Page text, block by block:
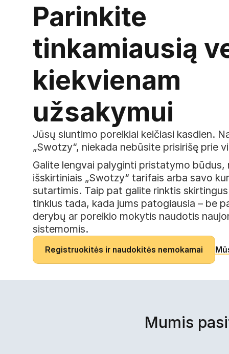
Parinkite
tinkamiausią
kiekvienam
užsakymui
Jūsų siuntimo poreikiai keičiasi kasdien.
„Swotzy“, niekada nebūsite prisirišę prie
Galite lengvai palyginti pristatymo būdus,
išskirtiniais „Swotzy“ tarifais arba savo
sutartimis. Taip pat galite rinktis
tinklus tada, kada jums patogiausia – be
derybų ar poreikio mokytis naudotis
sistemomis.
Registruokitės ir naudokitės nemokamai
Mumis